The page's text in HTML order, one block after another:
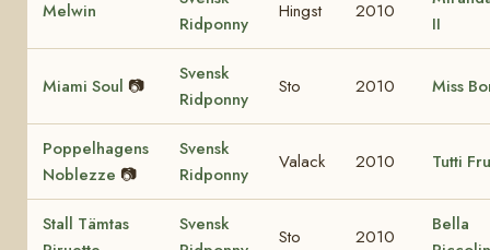
Melwin
Ridponny
Hingst 2010
II
Miami Soul 📷
Svensk
Ridponny
Sto 2010 Miss
Poppelhagens
Noblezze 📷
Svensk
Ridponny
Valack 2010 Tutti
Stall Tämtas
Svensk
Sto 2010
Bella